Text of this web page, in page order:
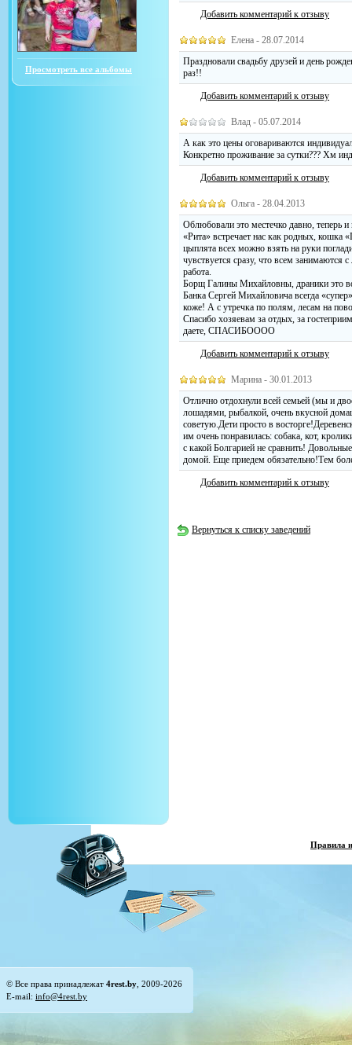
Просмотреть все альбомы
Добавить комментарий к отзыву
Елена - 28.07.2014
Праздновали свадьбу друзей и день
раз!!
Добавить комментарий к отзыву
Влад - 05.07.2014
А как это цены оговариваются
Конкретно проживание за сутки??? Хм
Добавить комментарий к отзыву
Ольга - 28.04.2013
Облюбовали это местечко давно, теперь
«Рита» встречает нас как родных, кошка
цыплята всех можно взять на руки
чувствуется сразу, что всем занимаются
работа.
Борщ Галины Михайловны, драники это
Банка Сергей Михайловича всегда
коже! А с утречка по полям, лесам на
Спасибо хозяевам за отдых, за
даете, СПАСИБОООО
Добавить комментарий к отзыву
Марина - 30.01.2013
Отлично отдохнули всей семьей (мы и
лошадями, рыбалкой, очень вкусной
советую.Дети просто в
им очень понравилась: собака, кот,
с какой Болгарией не сравнить!
домой. Еще приедем обязательно!Тем
Добавить комментарий к отзыву
Вернуться к списку заведений
Правила
© Все права принадлежат 4rest.by , 2009-2026
E-mail: info@4rest.by